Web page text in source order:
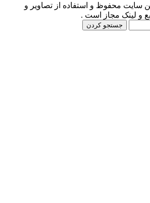
سایت محفوظ و استفاده از تصاویر و
و لینک مجاز است .
جستجو کردن